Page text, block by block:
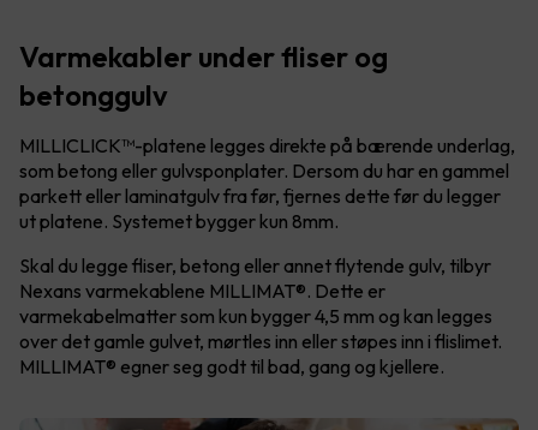
Varmekabler under fliser og
betonggulv
MILLICLICK™-platene legges direkte på bærende underlag,
som betong eller gulvsponplater. Dersom du har en gammel
parkett eller laminatgulv fra før, fjernes dette før du legger
ut platene. Systemet bygger kun 8mm.
Skal du legge fliser, betong eller annet flytende gulv, tilbyr
Nexans varmekablene MILLIMAT®. Dette er
varmekabelmatter som kun bygger 4,5 mm og kan legges
over det gamle gulvet, mørtles inn eller støpes inn i flislimet.
MILLIMAT® egner seg godt til bad, gang og kjellere.